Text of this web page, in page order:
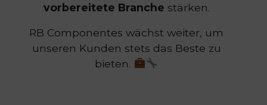
vorbereitete Branche stärken.
RB Componentes wächst weiter, um
unseren Kunden stets das Beste zu
bieten.